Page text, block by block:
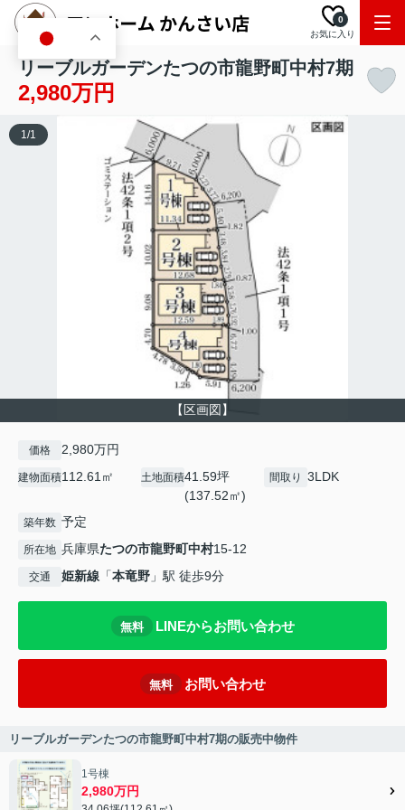
お気に入り
0
リーブルガーデンたつの市龍野町中村7期
2,980万円
【区画図】
1/1
価格 2,980万円
建物面積112.61㎡ 土地面積41.59坪
(137.52㎡)
間取り 3LDK
築年数 予定
所在地 兵庫県たつの市龍野町中村15-12
交通 姫新線 「本竜野 」駅 徒歩9分
無料 LINEからお問い合わせ
無料 お問い合わせ
リーブルガーデンたつの市龍野町中村7期の販売中物件
1号棟
2,980万円